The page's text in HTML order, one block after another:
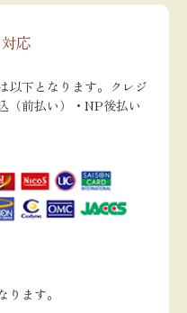
応
以下となります。クレジ
（前払い）・NP後払い
ます。